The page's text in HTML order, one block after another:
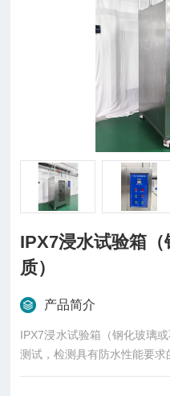
IPX7浸水试验箱
质）
产品简介
IPX7浸水试验箱（钢化玻璃
测试，检测具有防水性能要求